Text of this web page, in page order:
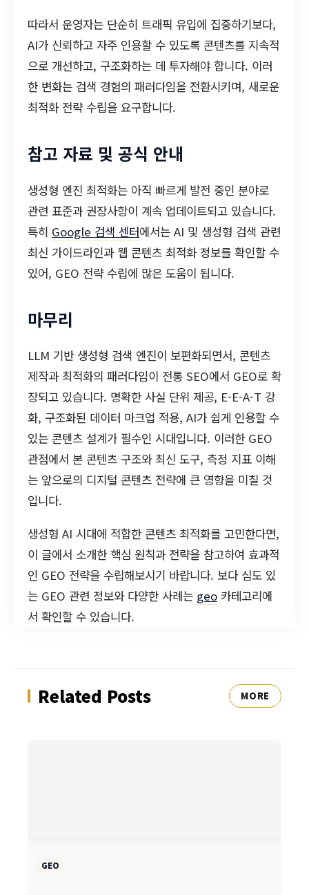
따라서 운영자는 단순히 트래픽 유입에 집중하기보다,
AI가 신뢰하고 자주 인용할 수 있도록 콘텐츠를 지속적
으로 개선하고, 구조화하는 데 투자해야 합니다. 이러
한 변화는 검색 경험의 패러다임을 전환시키며, 새로운
최적화 전략 수립을 요구합니다.
참고 자료 및 공식 안내
생성형 엔진 최적화는 아직 빠르게 발전 중인 분야로
관련 표준과 권장사항이 계속 업데이트되고 있습니다.
특히 Google 검색 센터에서는 AI 및 생성형 검색 관련
최신 가이드라인과 웹 콘텐츠 최적화 정보를 확인할 수
있어, GEO 전략 수립에 많은 도움이 됩니다.
마무리
LLM 기반 생성형 검색 엔진이 보편화되면서, 콘텐츠
제작과 최적화의 패러다임이 전통 SEO에서 GEO로 확
장되고 있습니다. 명확한 사실 단위 제공, E-E-A-T 강
화, 구조화된 데이터 마크업 적용, AI가 쉽게 인용할 수
있는 콘텐츠 설계가 필수인 시대입니다. 이러한 GEO
관점에서 본 콘텐츠 구조와 최신 도구, 측정 지표 이해
는 앞으로의 디지털 콘텐츠 전략에 큰 영향을 미칠 것
입니다.
생성형 AI 시대에 적합한 콘텐츠 최적화를 고민한다면,
이 글에서 소개한 핵심 원칙과 전략을 참고하여 효과적
인 GEO 전략을 수립해보시기 바랍니다. 보다 심도 있
는 GEO 관련 정보와 다양한 사례는 geo 카테고리에
서 확인할 수 있습니다.
Related Posts MORE
GEO